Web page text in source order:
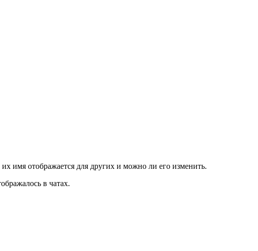
имя отображается для других и можно ли его изменить.
в чатах.